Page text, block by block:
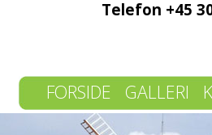
Telefon +45
FORSIDE GALLERI